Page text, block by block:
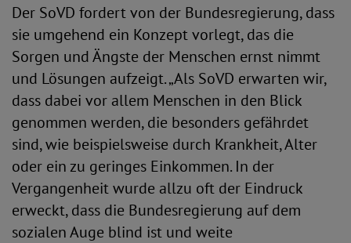
Der SoVD fordert von der Bundesregierung, dass
sie umgehend ein Konzept vorlegt, das die
Sorgen und Ängste der Menschen ernst nimmt
und Lösungen aufzeigt. „Als SoVD erwarten wir,
dass dabei vor allem Menschen in den Blick
genommen werden, die besonders gefährdet
sind, wie beispielsweise durch Krankheit, Alter
oder ein zu geringes Einkommen. In der
Vergangenheit wurde allzu oft der Eindruck
erweckt, dass die Bundesregierung auf dem
sozialen Auge blind ist und weite